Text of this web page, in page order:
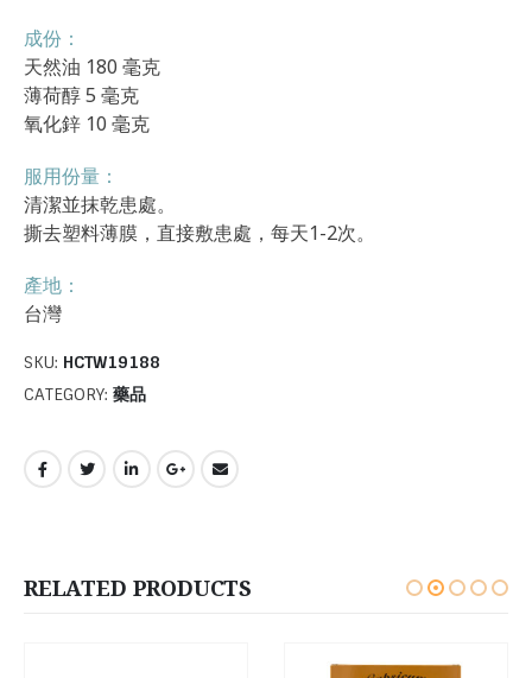
成份：
天然油 180 毫克
薄荷醇 5 毫克
氧化鋅 10 毫克
服用份量：
清潔並抹乾患處。
撕去塑料薄膜，直接敷患處，每天1-2次。
產地：
台灣
SKU: HCTW19188
CATEGORY: 藥品
RELATED PRODUCTS